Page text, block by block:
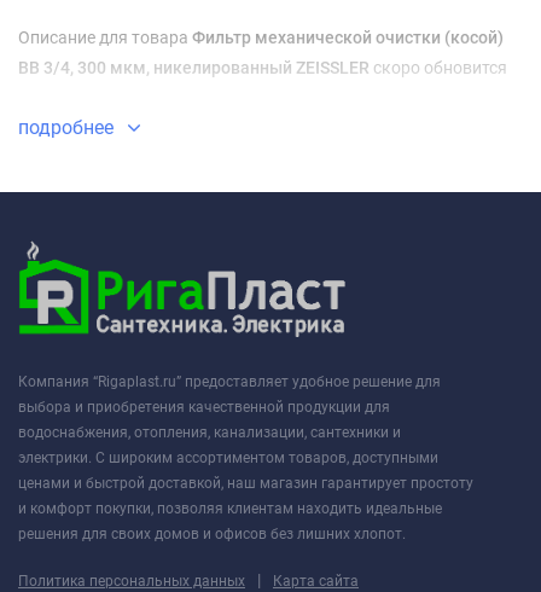
Описание для товара Фильтр механической очистки (косой)
ВВ 3/4, 300 мкм, никелированный ZEISSLER скоро обновится
подробнее
Компания “Rigaplast.ru” предоставляет удобное решение для
выбора и приобретения качественной продукции для
водоснабжения, отопления, канализации, сантехники и
электрики. С широким ассортиментом товаров, доступными
ценами и быстрой доставкой, наш магазин гарантирует простоту
и комфорт покупки, позволяя клиентам находить идеальные
решения для своих домов и офисов без лишних хлопот.
Политика персональных данных | Карта сайта